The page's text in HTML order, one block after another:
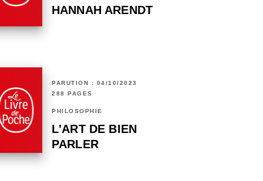
HANNAH ARENDT
PARUTION : 04/10/2023
288 PAGES
PHILOSOPHIE
L'ART DE BIEN
PARLER